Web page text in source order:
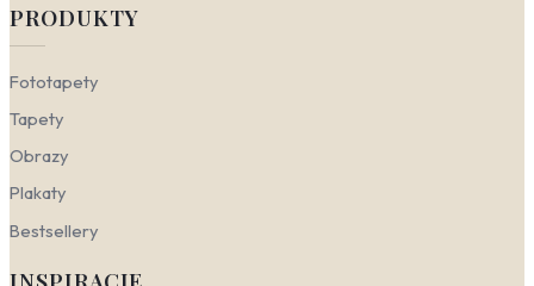
PRODUKTY
Fototapety
Tapety
Obrazy
Plakaty
Bestsellery